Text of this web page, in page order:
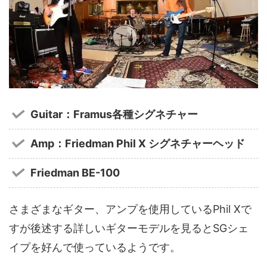
Guitar：Framus各種シグネチャー
Amp：Friedman Phil X シグネチャーヘッド
Friedman BE-100
さまざまなギター、アンプを使用しているPhil Xで
すが後述する詳しいギターモデルを見るとSGシェ
イプを好んで使っているようです。